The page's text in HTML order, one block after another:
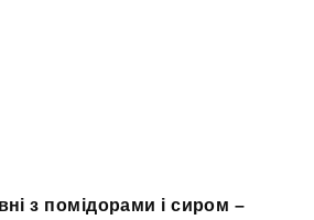
з помідорами і сиром –